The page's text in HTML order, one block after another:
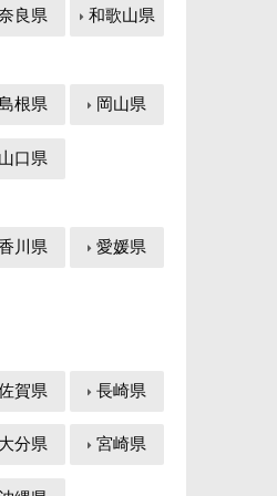
良県 和歌山県
根県 岡山県
山口県
川県 愛媛県
賀県 長崎県
大分県 宮崎県